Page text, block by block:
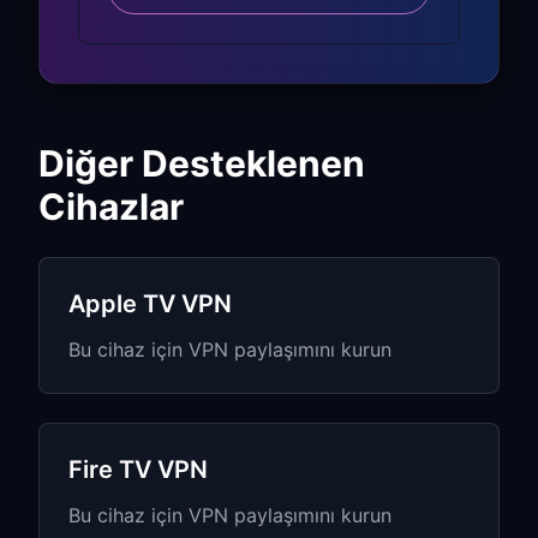
Roku Ekosistem
değişir
Roku Live TV channel’ları konuma göre
farklılık gösterir
Roku Pay ve premium abonelikler VPN
çalışmaya devam eder
Roku Cihaz
Uyumluluğu
Diğer Desteklenen
Cihazlar
Apple TV VPN
Bu cihaz için VPN paylaşımını kurun
Fire TV VPN
Bu cihaz için VPN paylaşımını kurun